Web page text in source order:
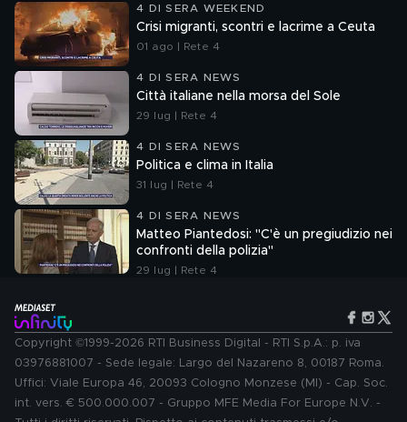
4 DI SERA WEEKEND
Crisi migranti, scontri e lacrime a Ceuta
01 ago | Rete 4
4 DI SERA NEWS
Città italiane nella morsa del Sole
29 lug | Rete 4
4 DI SERA NEWS
Politica e clima in Italia
31 lug | Rete 4
4 DI SERA NEWS
Matteo Piantedosi: "C'è un pregiudizio nei
confronti della polizia"
29 lug | Rete 4
Copyright ©1999-2026 RTI Business Digital - RTI S.p.A.: p. iva
03976881007 - Sede legale: Largo del Nazareno 8, 00187 Roma.
Uffici: Viale Europa 46, 20093 Cologno Monzese (MI) - Cap. Soc.
int. vers. € 500.000.007 - Gruppo MFE Media For Europe N.V. -